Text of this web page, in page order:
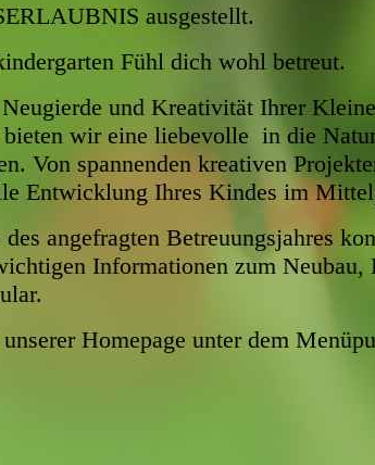
ausgestellt.
Fühl dich wohl betreut.
und Kreativität Ihrer
wir eine liebevolle in die
Von spannenden kreativen
Entwicklung Ihres Kindes im
angefragten Betreuungsjahres
Informationen zum Neubau,
Homepage unter dem